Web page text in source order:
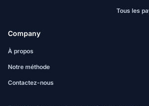
Tous les
Company
À propos
Notre méthode
Contactez-nous